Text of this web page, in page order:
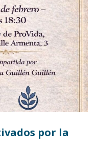
por la